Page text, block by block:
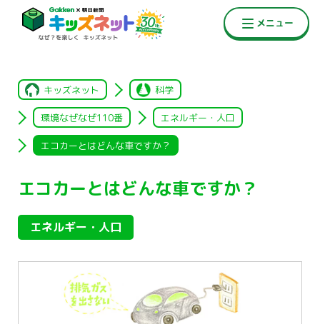
キッズネット 科学
環境なぜなぜ110番 エネルギー・人口
エコカーとはどんな車ですか？
エコカーとはどんな車ですか？
エネルギー・人口